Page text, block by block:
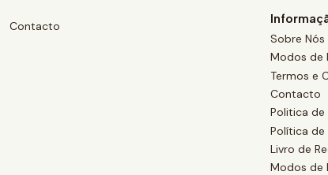
Contacto
Sobre Nós
Modos de
Termos e
Contacto
Politica
Política de
Livro de
Modos de